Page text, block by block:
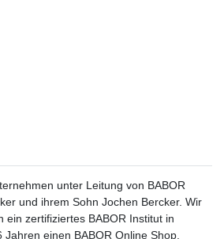
unter Leitung von BABOR
und ihrem Sohn Jochen Bercker. Wir
ein zertifiziertes BABOR Institut in
Jahren einen BABOR Online Shop.